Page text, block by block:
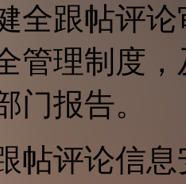
全跟帖评
管理制度
门报告。
帖评论信